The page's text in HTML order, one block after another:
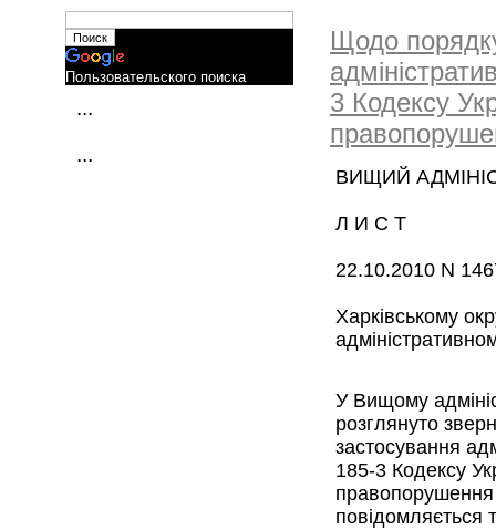
Пользовательского поиска
...
...
Щодо
3 Кодексу
ВИЩИЙ
Л И С Т
22.10.2010 N
Харківському
У Вищому
розглянуто
застосування
185-3 Кодексу
повідомляється